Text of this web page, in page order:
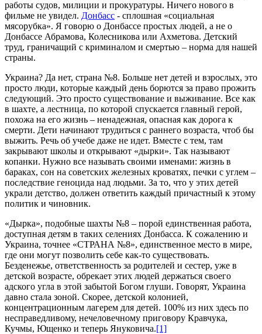
работы судов, милиции и прокуратуры. Ничего нового в
фильме не увидел. Донбасс - сплошная «социальная
мясорубка». Я говорю о Донбассе простых людей, а не о
Донбассе Абрамова, Колесникова или Ахметова. Детский
труд, граничащий с криминалом и смертью – норма для нашей
страны.
Украина? Да нет, страна №8. Больше нет детей и взрослых, это
просто люди, которые каждый день борются за право прожить
следующий. Это просто существование и выживание. Все как
в шахте, а лестница, по которой спускается главный герой,
похожа на его жизнь – ненадежная, опасная как дорога к
смерти. Дети начинают трудиться с раннего возраста, чтоб бы
выжить. Речь об учебе даже не идет. Вместе с тем, там
закрывают школы и открывают «дырки». Так называют
копанки. Нужно все называть своими именами: жизнь в
бараках, сон на советских железных кроватях, печки с углем –
последствие геноцида над людьми. За то, что у этих детей
украли детство, должен ответить каждый причастный к этому
политик и чиновник.
«Дырка», подобные шахты №8 – порой единственная работа,
доступная детям в таких селениях Донбасса. К сожалению и
Украина, точнее «СТРАНА №8», единственное место в мире,
где они могут позволить себе как-то существовать.
Безденежье, ответственность за родителей и сестер, уже в
детской возрасте, обрекает этих людей держаться своего
адского угла в этой забытой Богом глуши. Говорят, Украина
давно стала зоной. Скорее, детской колонией,
концентрационным лагерем для детей. 100% из них здесь по
несправедливому, нечеловечному приговору Кравчука,
Кучмы, Ющенко и теперь Януковича.[1]